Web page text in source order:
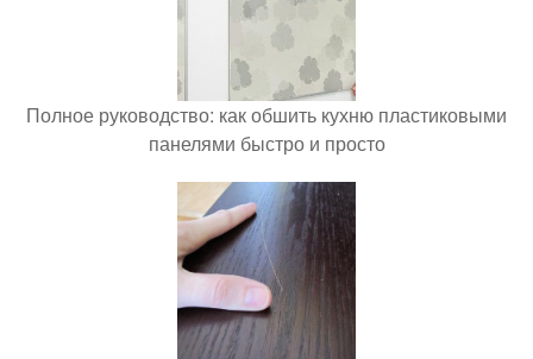
Полное руководство: как обшить кухню пластиковыми
панелями быстро и просто